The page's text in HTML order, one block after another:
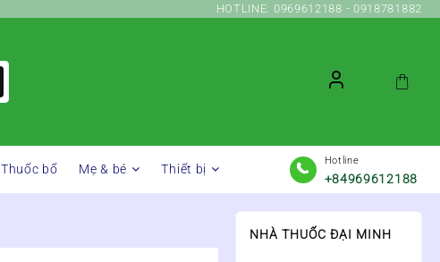
HOTLINE: 0969612188 - 0918781882
Thuốc bổ Mẹ & bé Thiết bị
Hotline
+84969612188
NHÀ THUỐC ĐẠI MINH